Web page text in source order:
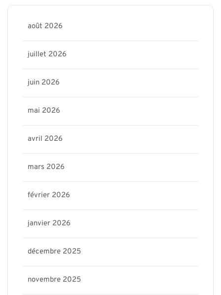
août 2026
juillet 2026
juin 2026
mai 2026
avril 2026
mars 2026
février 2026
janvier 2026
décembre 2025
novembre 2025